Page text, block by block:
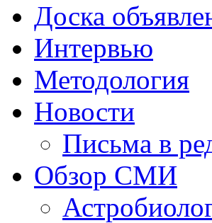
Доска
Интервью
Методология
Новости
Письма в
Обзор СМИ